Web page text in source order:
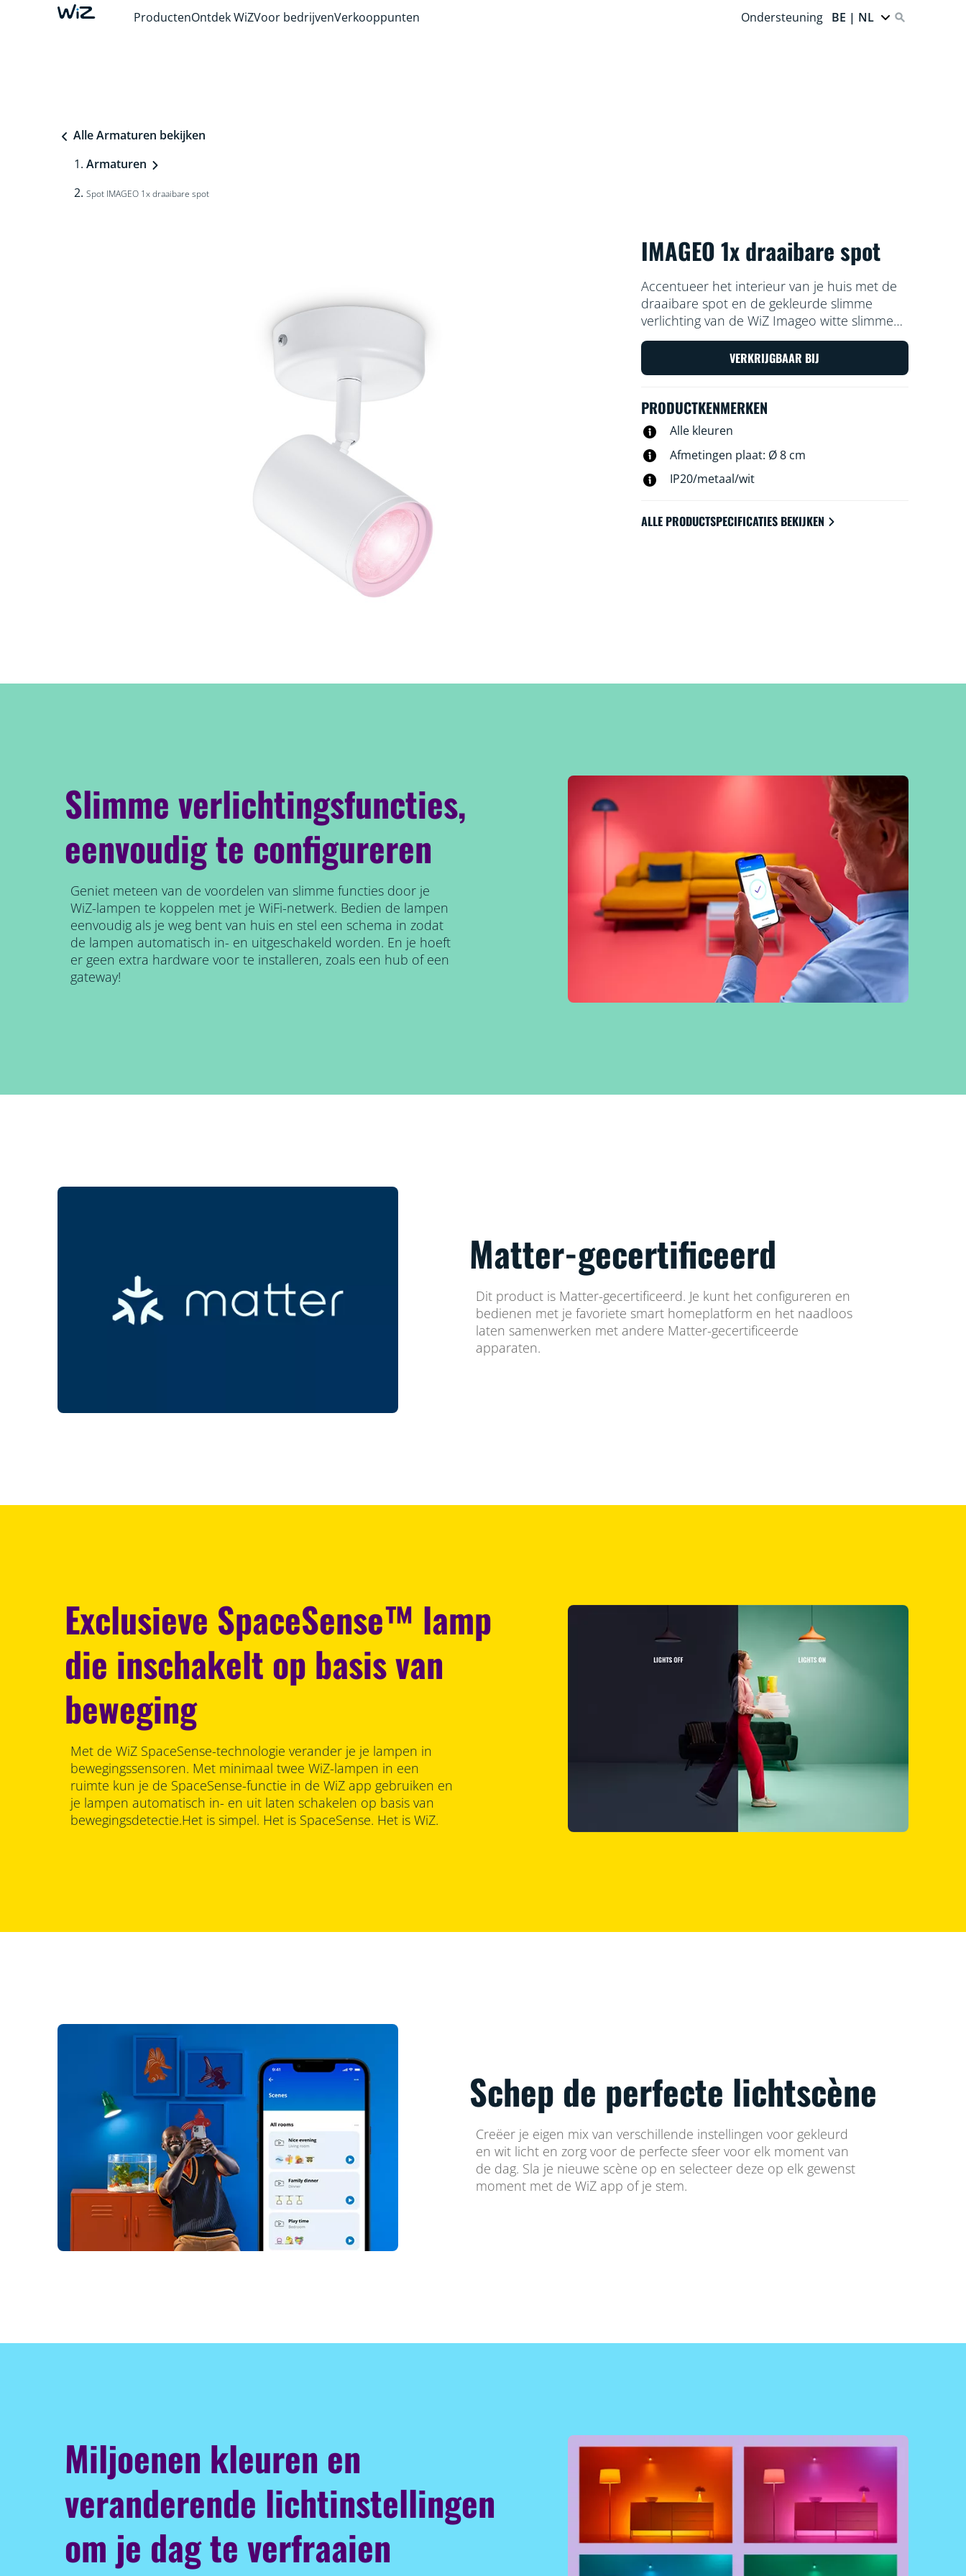
ProductenOntdek WiZVoor bedrijvenVerkooppunten Ondersteuning BE | NL
Alle Armaturen bekijken
Armaturen
Spot IMAGEO 1x draaibare spot
IMAGEO 1x draaibare spot
Accentueer het interieur van je huis met de
draaibare spot en de gekleurde slimme
verlichting van de WiZ Imageo witte slimme
opbouwspot. Gebruik je WiFi-verbinding om
de spot met de WiZ app of je stem te
bedienen.
VERKRIJGBAAR BIJ
PRODUCTKENMERKEN
Alle kleuren
Afmetingen plaat: Ø 8 cm
IP20/metaal/wit
ALLE PRODUCTSPECIFICATIES BEKIJKEN
Slimme verlichtingsfuncties,
eenvoudig te configureren
Geniet meteen van de voordelen van slimme functies door je
WiZ-lampen te koppelen met je WiFi-netwerk. Bedien de lampen
eenvoudig als je weg bent van huis en stel een schema in zodat
de lampen automatisch in- en uitgeschakeld worden. En je hoeft
er geen extra hardware voor te installeren, zoals een hub of een
gateway!
Matter-gecertificeerd
Dit product is Matter-gecertificeerd. Je kunt het configureren en
bedienen met je favoriete smart homeplatform en het naadloos
laten samenwerken met andere Matter-gecertificeerde
apparaten.
Exclusieve SpaceSense™ lamp
die inschakelt op basis van
beweging
Met de WiZ SpaceSense-technologie verander je je lampen in
bewegingssensoren. Met minimaal twee WiZ-lampen in een
ruimte kun je de SpaceSense-functie in de WiZ app gebruiken en
je lampen automatisch in- en uit laten schakelen op basis van
bewegingsdetectie.Het is simpel. Het is SpaceSense. Het is WiZ.
Schep de perfecte lichtscène
Creëer je eigen mix van verschillende instellingen voor gekleurd
en wit licht en zorg voor de perfecte sfeer voor elk moment van
de dag. Sla je nieuwe scène op en selecteer deze op elk gewenst
moment met de WiZ app of je stem.
Miljoenen kleuren en
veranderende lichtinstellingen
om je dag te verfraaien